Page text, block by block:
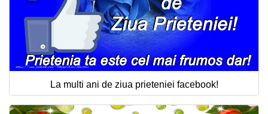
La multi ani de ziua prieteniei facebook!